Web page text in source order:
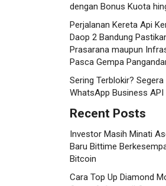
dengan Bonus Kuota
Perjalanan Kereta Api
Daop 2 Bandung
Prasarana maupun
Pasca Gempa
Sering Terblokir? Segera
WhatsApp Business API
Recent Posts
Investor Masih Minati
Baru Bittime
Bitcoin
Cara Top Up Diamond